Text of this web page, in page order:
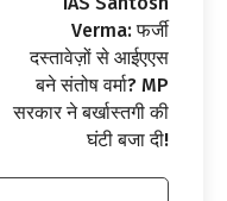
Verma: फर्जी
दस्तावेज़ों से आईएएस
बने संतोष वर्मा? MP
सरकार ने बर्खास्तगी की
घंटी बजा दी!